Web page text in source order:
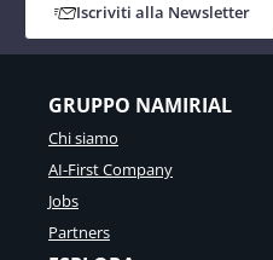
Iscriviti alla Newsletter
GRUPPO NAMIRIAL
Chi siamo
AI-First Company
Jobs
Partners